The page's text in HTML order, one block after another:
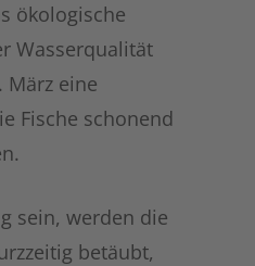
ökologische
Wasserqualität
März eine
Fische schonend
sein, werden die
betäubt,